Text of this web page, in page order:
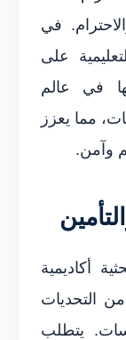
في
على
في عالم
مما يعزز
وآمن.
أكاديمية
التحديات
يتطلب